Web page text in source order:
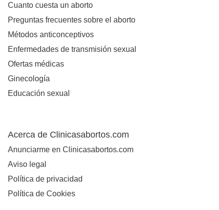
Cuanto cuesta un aborto
Preguntas frecuentes sobre el aborto
Métodos anticonceptivos
Enfermedades de transmisión sexual
Ofertas médicas
Ginecología
Educación sexual
Acerca de Clinicasabortos.com
Anunciarme en Clinicasabortos.com
Aviso legal
Política de privacidad
Política de Cookies